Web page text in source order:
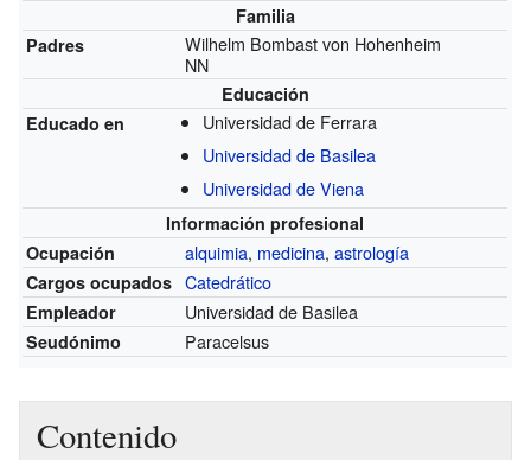
Familia
Padres
Wilhelm Bombast von Hohenheim
NN
Educación
Educado en
Universidad de Ferrara
Universidad de Basilea
Universidad de Viena
Información profesional
Ocupación
alquimia, medicina,astrología
Cargos ocupados Catedrático
Empleador Universidad de Basilea
Seudónimo Paracelsus
Contenido